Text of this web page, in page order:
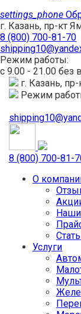
settings_phone
г. Казань, пр-кт
8 (800) 700-81-70
Режим работы:
с 9.00 - 21.00 без
г. Казань,
Режим
8 (800) 700-81-
О
Услуги